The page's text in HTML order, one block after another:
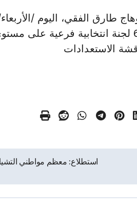
سوهاج طارق الفقي، اليوم /
المحافظة لاجراء الانتخابات الرئاسية داخل 675 لجنة
الاستعدادات
استطلاع: معظم مواطني